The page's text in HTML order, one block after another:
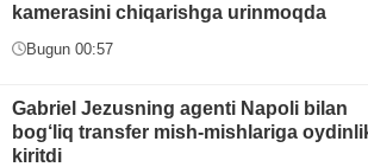
kamerasini chiqarishga urinmoqda
Bugun 00:57
Gabriel Jezusning agenti Napoli bilan
bog‘liq transfer mish-mishlariga
kiritdi